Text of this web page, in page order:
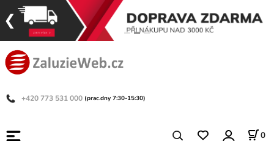
+420 773 531 000 (prac.dny 7:30-15:30)
0